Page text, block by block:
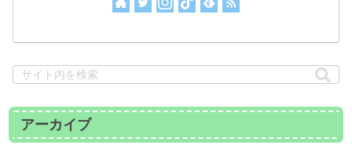
アーカイブ